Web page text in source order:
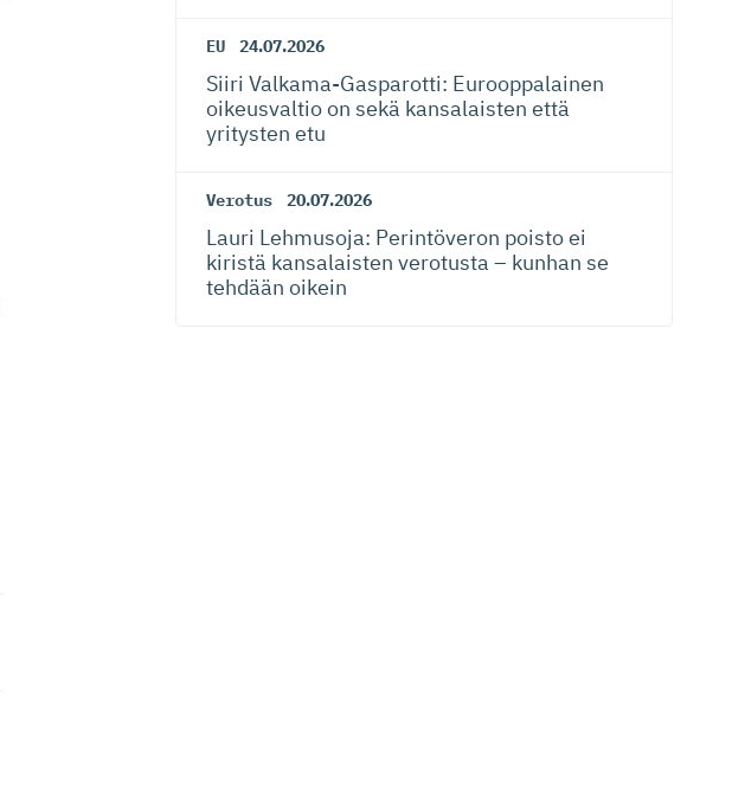
EU 24.07.2026
Siiri Valkama-Gas­pa­rotti: Eurooppalainen
oikeusvaltio on sekä kansalaisten että
yritysten etu
Verotus 20.07.2026
Lauri Lehmusoja: Perintöveron poisto ei
kiristä kansalaisten verotusta – kunhan se
tehdään oikein